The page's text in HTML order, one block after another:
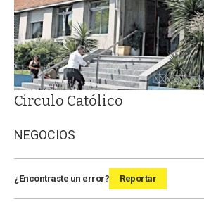
Circulo Católico
NEGOCIOS
¿Encontraste un error? Reportar